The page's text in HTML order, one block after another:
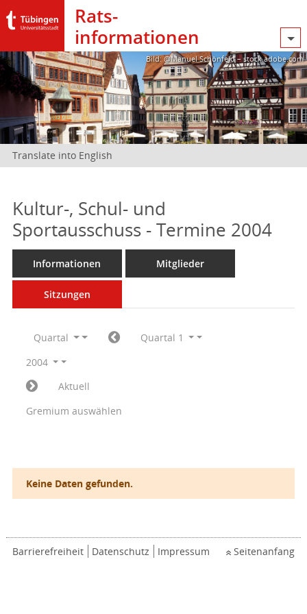
Rats­
informationen
Bild: @Manuel Schönfeld – stock.adobe.com
Translate into English
Kultur-, Schul- und
Sportausschuss - Termine 2004
Informationen Mitglieder
Sitzungen
Quartal
Quartal 1
2004
Aktuell
Gremium auswählen
Keine Daten gefunden.
Barrierefreiheit Datenschutz Impressum Seitenanfang